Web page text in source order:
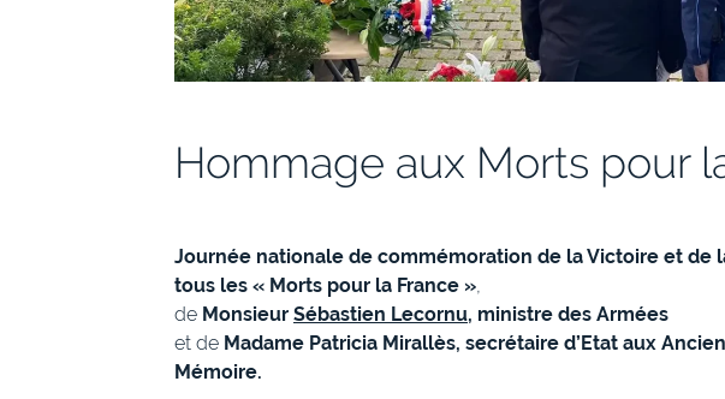
Hommage aux Morts pour
Journée nationale de commémoration de la Victoire et de
tous les « Morts pour la France »
de Monsieur Sébastien Lecornu, ministre des Armées
et de Madame Patricia Mirallès, secrétaire d’Etat aux
Mémoire.